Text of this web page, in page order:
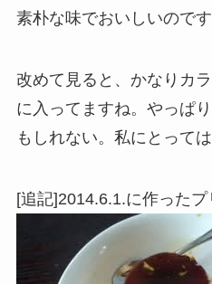
素朴な味でおいしいのです
改めて見ると、かなりカ
に入ってますね。やっぱ
もしれない。私にとっては
[追記]2014.6.1.に作ったプ